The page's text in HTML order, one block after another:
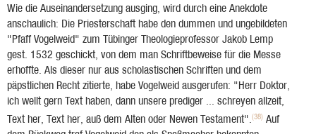
Wie die Auseinandersetzung ausging, wird durch eine Anekdote
anschaulich: Die Priesterschaft habe den dummen und ungebildeten
"Pfaff Vogelweid" zum Tübinger Theologieprofessor Jakob Lemp
gest. 1532 geschickt, von dem man Schriftbeweise für die Messe
erhoffte. Als dieser nur aus scholastischen Schriften und dem
päpstlichen Recht zitierte, habe Vogelweid ausgerufen: "Herr Doktor,
ich wellt gern Text haben, dann unsere prediger ... schreyen allzeit,
Text her, Text her, auß dem Alten oder Newen Testament".(38) Auf